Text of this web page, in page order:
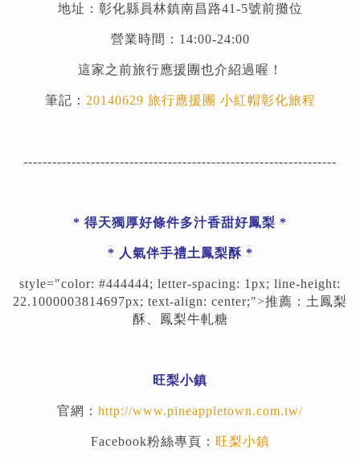
地址：彰化縣員林鎮南昌路41-5號前攤位
營業時間：14:00-24:00
這家之前旅行應援團也介紹過喔！
筆記： 20140629 旅行應援團 小紅帽彰化旅程
-----------------------------------------------------------------
* 得天獨厚好條件多汁香甜好鳳梨 *
* 人氣伴手禮土鳳梨酥 *
style="color: #444444; letter-spacing: 1px; line-height:
22.1000003814697px; text-align: center;">推薦：土鳳梨
酥、鳳梨牛軋糖
旺梨小鎮
官網： http://www.pineappletown.com.tw/
Facebook粉絲專頁： 旺梨小鎮